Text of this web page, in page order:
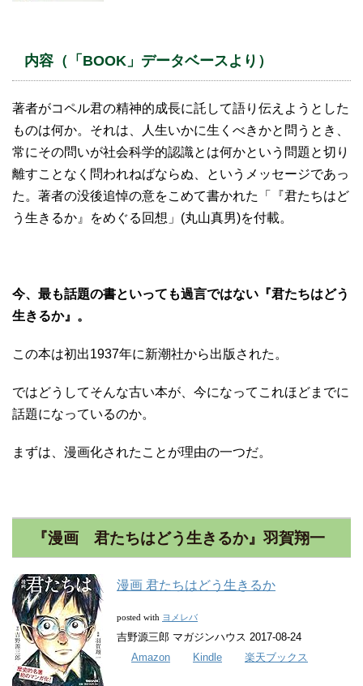
内容（「BOOK」データベースより）
著者がコペル君の精神的成長に託して語り伝えようとした
ものは何か。それは、人生いかに生くべきかと問うとき、
常にその問いが社会科学的認識とは何かという問題と切り
離すことなく問われねばならぬ、というメッセージであっ
た。著者の没後追悼の意をこめて書かれた「『君たちはど
う生きるか』をめぐる回想」(丸山真男)を付載。
今、最も話題の書といっても過言ではない『君たちはどう
生きるか』。
この本は初出1937年に新潮社から出版された。
ではどうしてそんな古い本が、今になってこれほどまでに
話題になっているのか。
まずは、漫画化されたことが理由の一つだ。
『漫画 君たちはどう生きるか』羽賀翔一
漫画 君たちはどう生きるか
posted with ヨメレバ
吉野源三郎 マガジンハウス 2017-08-24
Amazon
Kindle 楽天ブックス